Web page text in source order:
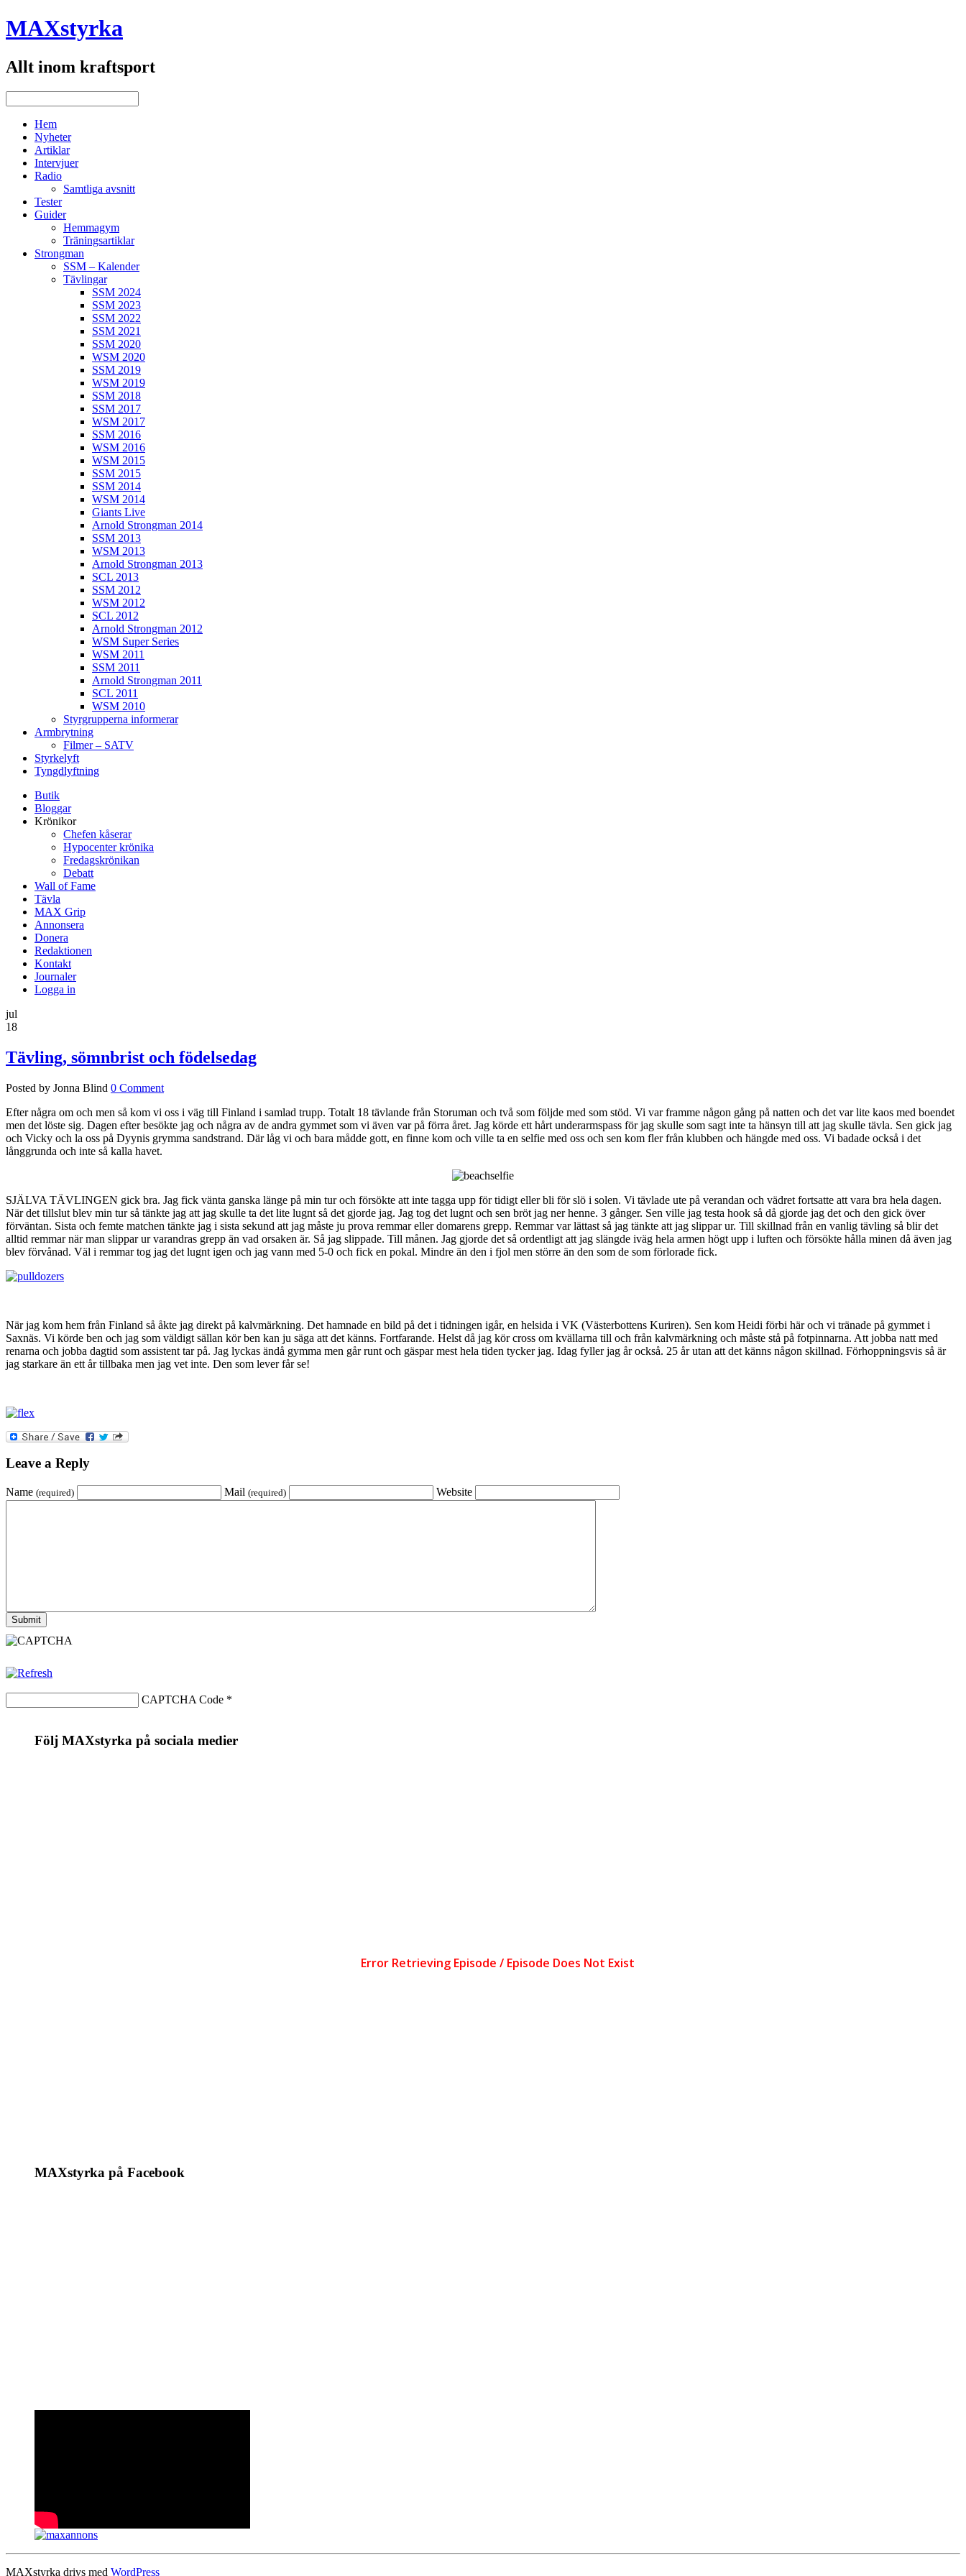
MAXstyrka
Allt inom kraftsport
Hem
Nyheter
Artiklar
Intervjuer
Radio
Samtliga avsnitt
Tester
Guider
Hemmagym
Träningsartiklar
Strongman
SSM – Kalender
Tävlingar
SSM 2024
SSM 2023
SSM 2022
SSM 2021
SSM 2020
WSM 2020
SSM 2019
WSM 2019
SSM 2018
SSM 2017
WSM 2017
SSM 2016
WSM 2016
WSM 2015
SSM 2015
SSM 2014
WSM 2014
Giants Live
Arnold Strongman 2014
SSM 2013
WSM 2013
Arnold Strongman 2013
SCL 2013
SSM 2012
WSM 2012
SCL 2012
Arnold Strongman 2012
WSM Super Series
WSM 2011
SSM 2011
Arnold Strongman 2011
SCL 2011
WSM 2010
Styrgrupperna informerar
Armbrytning
Filmer – SATV
Styrkelyft
Tyngdlyftning
Butik
Bloggar
Krönikor
Chefen kåserar
Hypocenter krönika
Fredagskrönikan
Debatt
Wall of Fame
Tävla
MAX Grip
Annonsera
Donera
Redaktionen
Kontakt
Journaler
Logga in
jul
18
Tävling, sömnbrist och födelsedag
Posted by Jonna Blind 0 Comment
Efter några om och men så kom vi oss i väg till Finland i samlad trupp. Totalt 18 tävlande från Storuman och två som följde med som stöd. Vi var framme någon gång på natten och det var lite kaos med boendet
men det löste sig. Dagen efter besökte jag och några av de andra gymmet som vi även var på förra året. Jag körde ett hårt underarmspass för jag skulle som sagt inte ta hänsyn till att jag skulle tävla. Sen gick jag
och Vicky och la oss på Dyynis grymma sandstrand. Där låg vi och bara mådde gott, en finne kom och ville ta en selfie med oss och sen kom fler från klubben och hängde med oss. Vi badade också i det
långgrunda och inte så kalla havet.
SJÄLVA TÄVLINGEN gick bra. Jag fick vänta ganska länge på min tur och försökte att inte tagga upp för tidigt eller bli för slö i solen. Vi tävlade ute på verandan och vädret fortsatte att vara bra hela dagen.
När det tillslut blev min tur så tänkte jag att jag skulle ta det lite lugnt så det gjorde jag. Jag tog det lugnt och sen bröt jag ner henne. 3 gånger. Sen ville jag testa hook så då gjorde jag det och den gick över
förväntan. Sista och femte matchen tänkte jag i sista sekund att jag måste ju prova remmar eller domarens grepp. Remmar var lättast så jag tänkte att jag slippar ur. Till skillnad från en vanlig tävling så blir det
alltid remmar när man slippar ur varandras grepp än vad orsaken är. Så jag slippade. Till månen. Jag gjorde det så ordentligt att jag slängde iväg hela armen högt upp i luften och försökte hålla minen då även jag
blev förvånad. Väl i remmar tog jag det lugnt igen och jag vann med 5-0 och fick en pokal. Mindre än den i fjol men större än den som de som förlorade fick.
När jag kom hem från Finland så åkte jag direkt på kalvmärkning. Det hamnade en bild på det i tidningen igår, en helsida i VK (Västerbottens Kuriren). Sen kom Heidi förbi här och vi tränade på gymmet i
Saxnäs. Vi körde ben och jag som väldigt sällan kör ben kan ju säga att det känns. Fortfarande. Helst då jag kör cross om kvällarna till och från kalvmärkning och måste stå på fotpinnarna. Att jobba natt med
renarna och jobba dagtid som assistent tar på. Jag lyckas ändå gymma men går runt och gäspar mest hela tiden tycker jag. Idag fyller jag år också. 25 år utan att det känns någon skillnad. Förhoppningsvis så är
jag starkare än ett år tillbaka men jag vet inte. Den som lever får se!
Leave a Reply
Name (required) Mail (required) Website
CAPTCHA Code *
Följ MAXstyrka på sociala medier
MAXstyrka på Facebook
MAXstyrka drivs med WordPress